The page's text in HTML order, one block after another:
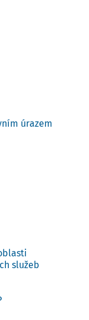
úrazem
služeb